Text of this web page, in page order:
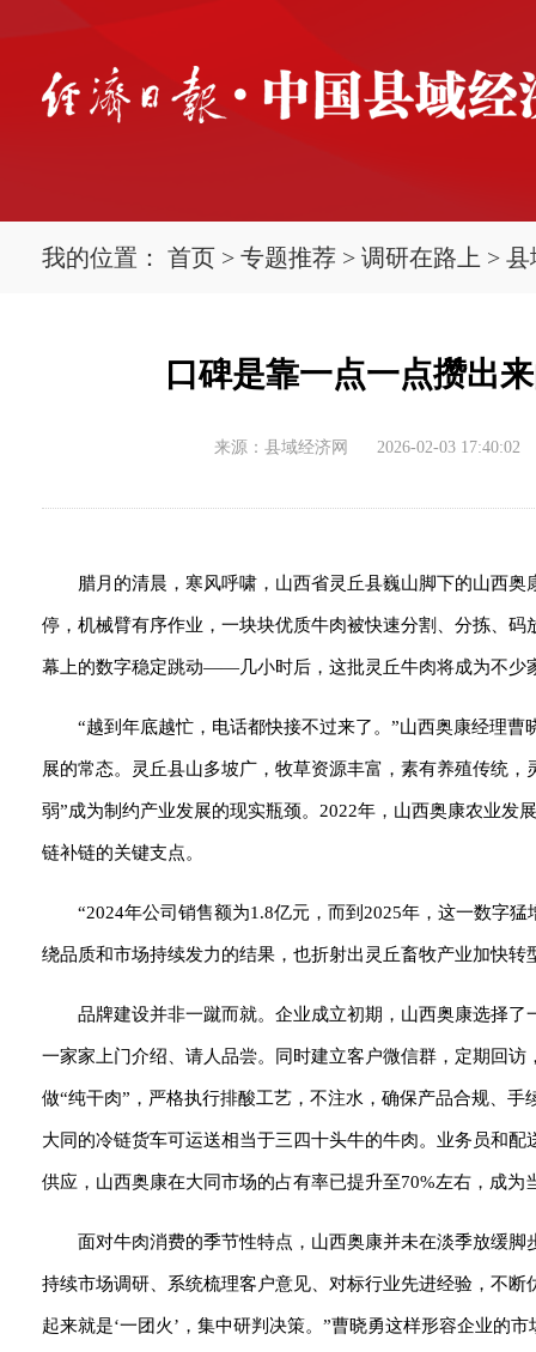
我的位置： 首页 > 专题推荐 > 调研在路上 > 县
口碑是靠一点一点攒出
来源：县域经济网 2026-02-03 17:40:02
腊月的清晨，寒风呼啸，山西省灵丘县巍山脚下的山西
停，机械臂有序作业，一块块优质牛肉被快速分割、分拣、
幕上的数字稳定跳动——几小时后，这批灵丘牛肉将成为不少
“越到年底越忙，电话都快接不过来了。”山西奥康经理
展的常态。灵丘县山多坡广，牧草资源丰富，素有养殖传统
弱”成为制约产业发展的现实瓶颈。2022年，山西奥康农业发
链补链的关键支点。
“2024年公司销售额为1.8亿元，而到2025年，这一数字
绕品质和市场持续发力的结果，也折射出灵丘畜牧产业加快转
品牌建设并非一蹴而就。企业成立初期，山西奥康选择
一家家上门介绍、请人品尝。同时建立客户微信群，定期回
做“纯干肉”，严格执行排酸工艺，不注水，确保产品合规、
大同的冷链货车可运送相当于三四十头牛的牛肉。业务员和
供应，山西奥康在大同市场的占有率已提升至70%左右，成为
面对牛肉消费的季节性特点，山西奥康并未在淡季放缓
持续市场调研、系统梳理客户意见、对标行业先进经验，不
起来就是‘一团火’，集中研判决策。”曹晓勇这样形容企业的